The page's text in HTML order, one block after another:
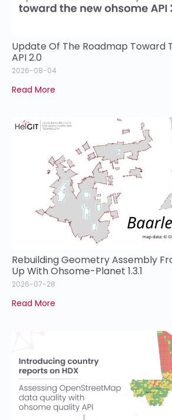
Update Of The Roadmap Toward
API 2.0
2026-08-04
Read More
Rebuilding Geometry Assembly
Up With Ohsome-Planet 1.3.1
2026-07-28
Read More